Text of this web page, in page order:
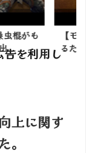
も
【モンハ
るために
告を利用し
上に関す
。